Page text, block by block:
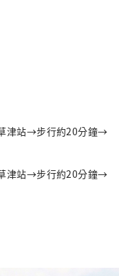
津站→步行約20分鐘→
津站→步行約20分鐘→